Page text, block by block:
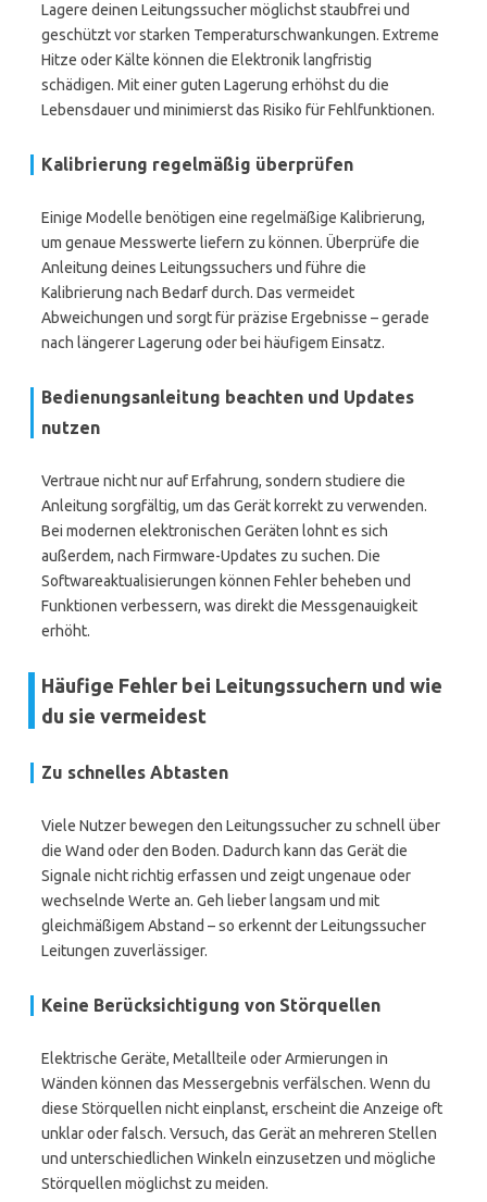
Lagere deinen Leitungssucher möglichst staubfrei und
geschützt vor starken Temperaturschwankungen. Extreme
Hitze oder Kälte können die Elektronik langfristig
schädigen. Mit einer guten Lagerung erhöhst du die
Lebensdauer und minimierst das Risiko für Fehlfunktionen.
Kalibrierung regelmäßig überprüfen
Einige Modelle benötigen eine regelmäßige Kalibrierung,
um genaue Messwerte liefern zu können. Überprüfe die
Anleitung deines Leitungssuchers und führe die
Kalibrierung nach Bedarf durch. Das vermeidet
Abweichungen und sorgt für präzise Ergebnisse – gerade
nach längerer Lagerung oder bei häufigem Einsatz.
Bedienungsanleitung beachten und Updates
nutzen
Vertraue nicht nur auf Erfahrung, sondern studiere die
Anleitung sorgfältig, um das Gerät korrekt zu verwenden.
Bei modernen elektronischen Geräten lohnt es sich
außerdem, nach Firmware-Updates zu suchen. Die
Softwareaktualisierungen können Fehler beheben und
Funktionen verbessern, was direkt die Messgenauigkeit
erhöht.
Häufige Fehler bei Leitungssuchern und wie
du sie vermeidest
Zu schnelles Abtasten
Viele Nutzer bewegen den Leitungssucher zu schnell über
die Wand oder den Boden. Dadurch kann das Gerät die
Signale nicht richtig erfassen und zeigt ungenaue oder
wechselnde Werte an. Geh lieber langsam und mit
gleichmäßigem Abstand – so erkennt der Leitungssucher
Leitungen zuverlässiger.
Keine Berücksichtigung von Störquellen
Elektrische Geräte, Metallteile oder Armierungen in
Wänden können das Messergebnis verfälschen. Wenn du
diese Störquellen nicht einplanst, erscheint die Anzeige oft
unklar oder falsch. Versuch, das Gerät an mehreren Stellen
und unterschiedlichen Winkeln einzusetzen und mögliche
Störquellen möglichst zu meiden.